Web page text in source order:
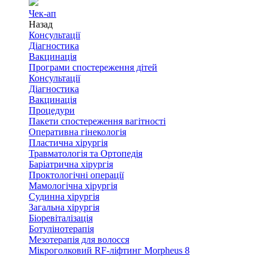
Чек-ап
Назад
Консультації
Діагностика
Вакцинація
Програми спостереження дітей
Консультації
Діагностика
Вакцинація
Процедури
Пакети спостереження вагітності
Оперативна гінекологія
Пластична хірургія
Травматологія та Ортопедія
Баріатрична хірургія
Проктологічні операції
Мамологічна хірургія
Судинна хірургія
Загальна хірургія
Біоревіталізація
Ботулінотерапія
Мезотерапія для волосся
Мікроголковий RF-ліфтинг Morpheus 8